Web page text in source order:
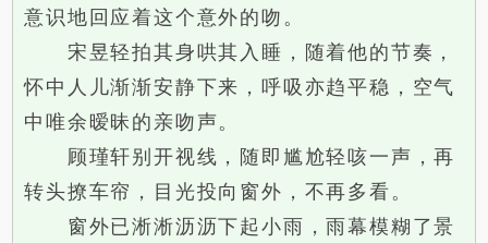
意识地回应着这个意外的吻。
宋昱轻拍其身哄其入睡，随着他的节奏，
怀中人儿渐渐安静下来，呼吸亦趋平稳，空气
中唯余暧昧的亲吻声。
顾瑾轩别开视线，随即尴尬轻咳一声，再
转头撩车帘，目光投向窗外，不再多看。
窗外已淅淅沥沥下起小雨，雨幕模糊了景